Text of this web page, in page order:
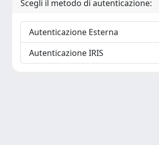
Scegli il metodo di autenticazione:
Autenticazione Esterna
Autenticazione IRIS